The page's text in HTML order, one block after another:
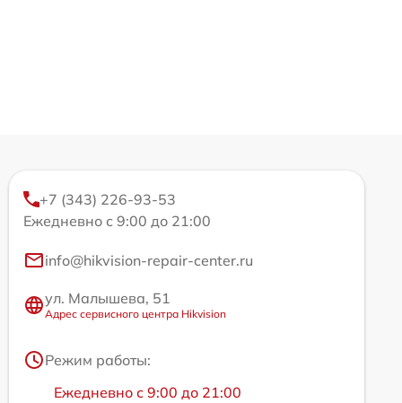
+7 (343) 226-93-53
Ежедневно с 9:00 до 21:00
info@hikvision-repair-center.ru
ул. Малышева, 51
Адрес сервисного центра Hikvision
Режим работы:
Ежедневно с 9:00 до 21:00